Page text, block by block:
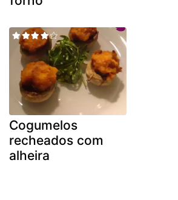
Cogumelos
recheados com
alheira